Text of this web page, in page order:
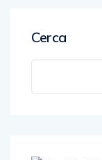
Cerca